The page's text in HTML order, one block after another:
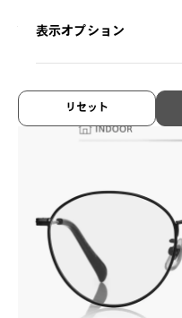
表示オプション
リセット
¥8,800 税込